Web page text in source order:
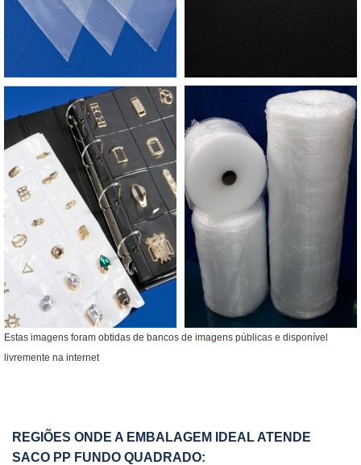
Estas imagens foram obtidas de bancos de imagens públicas e disponível
livremente na internet
REGIÕES ONDE A EMBALAGEM IDEAL ATENDE
SACO PP FUNDO QUADRADO: